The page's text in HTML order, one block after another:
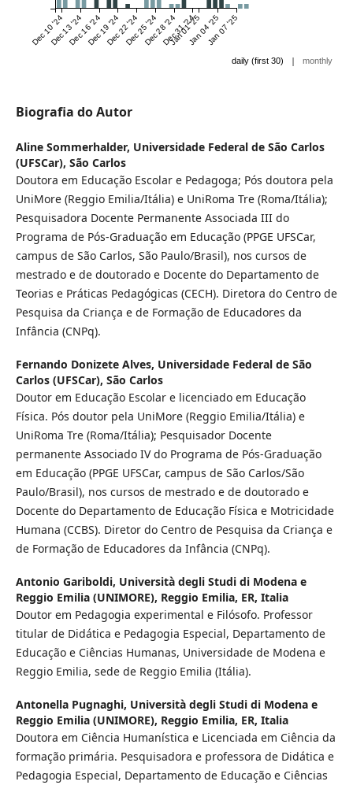
Dec 10 '24Dec 13 '24Dec 16 '24Dec 19 '24Dec 22 '24Dec 25 '24Dec 28 '24Dec 31 '24
Jan 01 '25Jan 04 '25Jan 07 '25
daily (first 30) | monthly
Biografia do Autor
Aline Sommerhalder, Universidade Federal de São Carlos
(UFSCar), São Carlos
Doutora em Educação Escolar e Pedagoga; Pós doutora pela
UniMore (Reggio Emilia/Itália) e UniRoma Tre (Roma/Itália);
Pesquisadora Docente Permanente Associada III do
Programa de Pós-Graduação em Educação (PPGE UFSCar,
campus de São Carlos, São Paulo/Brasil), nos cursos de
mestrado e de doutorado e Docente do Departamento de
Teorias e Práticas Pedagógicas (CECH). Diretora do Centro de
Pesquisa da Criança e de Formação de Educadores da
Infância (CNPq).
Fernando Donizete Alves, Universidade Federal de São
Carlos (UFSCar), São Carlos
Doutor em Educação Escolar e licenciado em Educação
Física. Pós doutor pela UniMore (Reggio Emilia/Itália) e
UniRoma Tre (Roma/Itália); Pesquisador Docente
permanente Associado IV do Programa de Pós-Graduação
em Educação (PPGE UFSCar, campus de São Carlos/São
Paulo/Brasil), nos cursos de mestrado e de doutorado e
Docente do Departamento de Educação Física e Motricidade
Humana (CCBS). Diretor do Centro de Pesquisa da Criança e
de Formação de Educadores da Infância (CNPq).
Antonio Gariboldi, Università degli Studi di Modena e
Reggio Emilia (UNIMORE), Reggio Emilia, ER, Italia
Doutor em Pedagogia experimental e Filósofo. Professor
titular de Didática e Pedagogia Especial, Departamento de
Educação e Ciências Humanas, Universidade de Modena e
Reggio Emilia, sede de Reggio Emilia (Itália).
Antonella Pugnaghi, Università degli Studi di Modena e
Reggio Emilia (UNIMORE), Reggio Emilia, ER, Italia
Doutora em Ciência Humanística e Licenciada em Ciência da
formação primária. Pesquisadora e professora de Didática e
Pedagogia Especial, Departamento de Educação e Ciências